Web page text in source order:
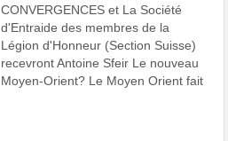
CONVERGENCES et La Société
d'Entraide des membres de la
Légion d'Honneur (Section Suisse)
recevront Antoine Sfeir Le nouveau
Moyen-Orient? Le Moyen Orient fait